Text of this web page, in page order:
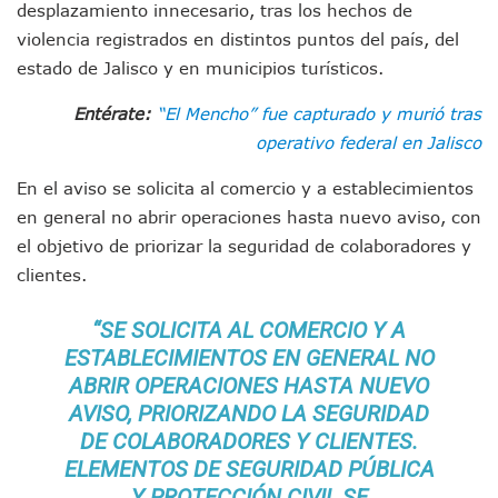
Munguía Es El Sexto Mejor Alcalde De Jalisco, Según
ATM Incorpora 20 Nuevos Camiones Al Corredor Bahía
Colectivos Piden A Lemus Más Ministerios Públicos Para
Caída De “El Mencho” Elevó Percepción De Inseguridad
Mercado Vallarta Incluye Reúne A Emprendedores
Morenistas Imparten Taller En Puerto Vallarta
CEDHJ Señala Violaciones A Derechos De Víctima De
Ayutla Bajo Investigación Tras Reporte De Posible
Maleza Crece En Camellones De La Principal Avenida
Lluvias E Inundaciones No Detienen El Transporte Público
Juan Carlos Castro Realiza Asamblea Informativa En La
Huracán En Formación Podría Generar Oleaje Elevado En
Viajar A Puerto Vallarta Este Verano Puede Costar Hasta
Buscan Reducir Riesgos Por Cocodrilos En Playas De
Plantean “Ley Don Juanito” Al Diputado Federal Bruno
Vecinos De La Playita Reciben A Juan Carlos Castro
Asesinan En Oaxaca Al Periodista Francisco Alejandro
desplazamiento innecesario, tras los hechos de
violencia registrados en distintos puntos del país, del
estado de Jalisco y en municipios turísticos.
Entérate: “El Mencho” fue capturado y murió tras
operativo federal en Jalisco
En el aviso se solicita al comercio y a establecimientos
en general no abrir operaciones hasta nuevo aviso, con
el objetivo de priorizar la seguridad de colaboradores y
clientes.
“SE SOLICITA AL COMERCIO Y A
ESTABLECIMIENTOS EN GENERAL NO
ABRIR OPERACIONES HASTA NUEVO
AVISO, PRIORIZANDO LA SEGURIDAD
DE COLABORADORES Y CLIENTES.
ELEMENTOS DE SEGURIDAD PÚBLICA